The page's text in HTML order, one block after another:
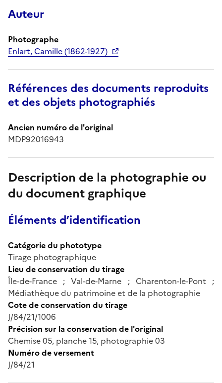
Auteur
Photographe
Enlart, Camille (1862-1927)
Références des documents reproduits
et des objets photographiés
Ancien numéro de l'original
MDP92016943
Description de la photographie ou
du document graphique
Éléments d’identification
Catégorie du phototype
Tirage photographique
Lieu de conservation du tirage
Île-de-France ; Val-de-Marne ; Charenton-le-Pont ;
Médiathèque du patrimoine et de la photographie
Cote de conservation du tirage
J/84/21/1006
Précision sur la conservation de l'original
Chemise 05, planche 15, photographie 03
Numéro de versement
J/84/21